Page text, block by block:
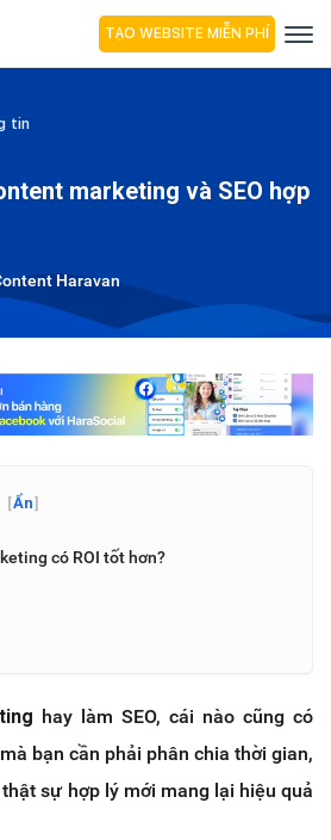
TẠO WEBSITE MIỄN PHÍ
tin
marketing và SEO hợp
Haravan
[Ẩn]
có ROI tốt hơn?
hay làm SEO, cái nào cũng có
bạn cần phải phân chia thời gian,
sự hợp lý mới mang lại hiệu quả